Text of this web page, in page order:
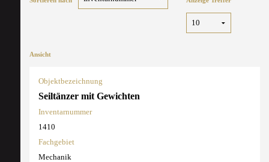
Ansicht
Objektbezeichnung
Seiltänzer mit Gewichten
Inventarnummer
1410
Fachgebiet
Mechanik